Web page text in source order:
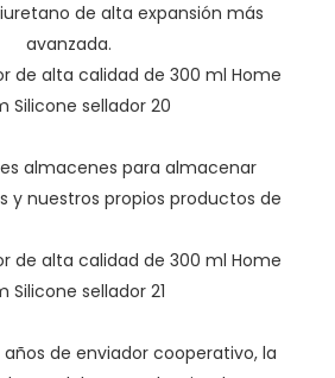
de alta expansión más
avanzada.
almacenes para almacenar
y nuestros propios productos de
de enviador cooperativo, la